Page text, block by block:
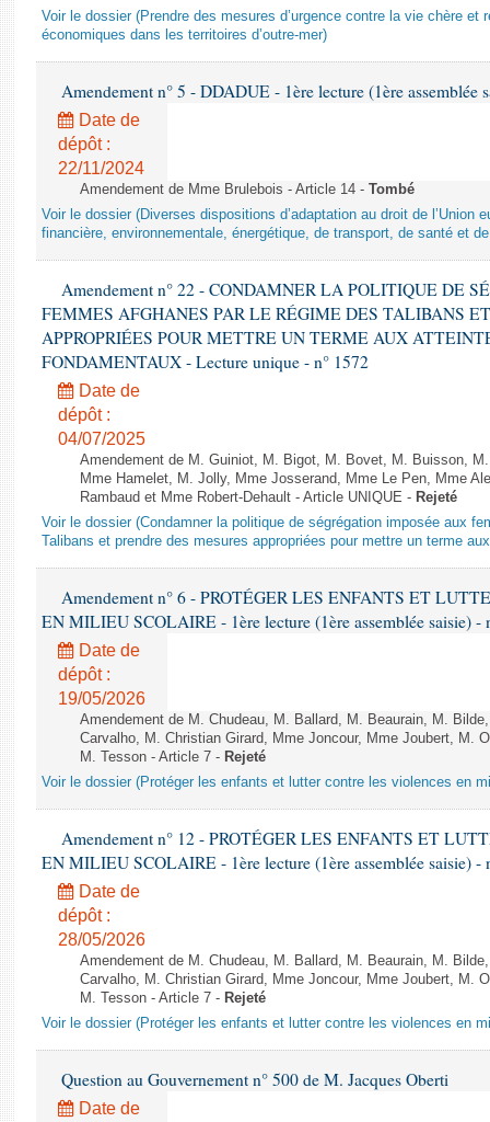
Voir le dossier (Prendre des mesures d’urgence contre la vie chère et
économiques dans les territoires d’outre-mer)
Amendement n° 5 - DDADUE - 1ère lecture (1ère assemblée
Date de
dépôt :
22/11/2024
Amendement de Mme Brulebois - Article 14 - Tombé
Voir le dossier (Diverses dispositions d’adaptation au droit de l’Union
financière, environnementale, énergétique, de transport, de santé et
Amendement n° 22 - CONDAMNER LA POLITIQUE DE
FEMMES AFGHANES PAR LE RÉGIME DES TALIBANS
APPROPRIÉES POUR METTRE UN TERME AUX
FONDAMENTAUX - Lecture unique - n° 1572
Date de
dépôt :
04/07/2025
Amendement de M. Guiniot, M. Bigot, M. Bovet, M. Buisson,
Mme Hamelet, M. Jolly, Mme Josserand, Mme Le Pen, Mme
Rambaud et Mme Robert-Dehault - Article UNIQUE - Rejeté
Voir le dossier (Condamner la politique de ségrégation imposée aux
Talibans et prendre des mesures appropriées pour mettre un terme
Amendement n° 6 - PROTÉGER LES ENFANTS ET
EN MILIEU SCOLAIRE - 1ère lecture (1ère assemblée saisie) -
Date de
dépôt :
19/05/2026
Amendement de M. Chudeau, M. Ballard, M. Beaurain, M.
Carvalho, M. Christian Girard, Mme Joncour, Mme Joubert, M.
M. Tesson - Article 7 - Rejeté
Voir le dossier (Protéger les enfants et lutter contre les violences en
Amendement n° 12 - PROTÉGER LES ENFANTS ET
EN MILIEU SCOLAIRE - 1ère lecture (1ère assemblée saisie) -
Date de
dépôt :
28/05/2026
Amendement de M. Chudeau, M. Ballard, M. Beaurain, M.
Carvalho, M. Christian Girard, Mme Joncour, Mme Joubert, M.
M. Tesson - Article 7 - Rejeté
Voir le dossier (Protéger les enfants et lutter contre les violences en
Question au Gouvernement n° 500 de M. Jacques Oberti
Date de